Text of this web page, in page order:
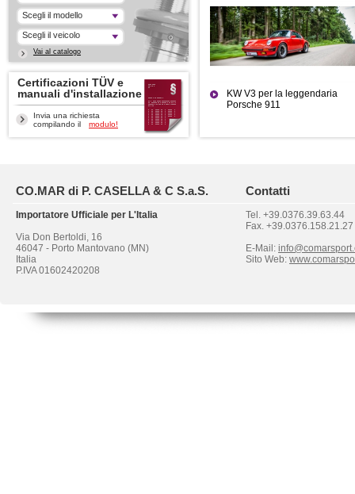
Scegli il modello
Scegli il veicolo
Vai al catalogo
Certificazioni TÜV e
manuali d'installazione
Invia una richiesta
compilando il
modulo!
KW V3 per la leggendaria
Porsche 911
CO.MAR di P. CASELLA & C S.a.S.
Importatore Ufficiale per L'Italia
Via Don Bertoldi, 16
46047 - Porto Mantovano (MN)
Italia
P.IVA 01602420208
Contatti
Tel. +39.0376.39.63.44
Fax. +39.0376.158.21.27
E-Mail:
Sito Web: